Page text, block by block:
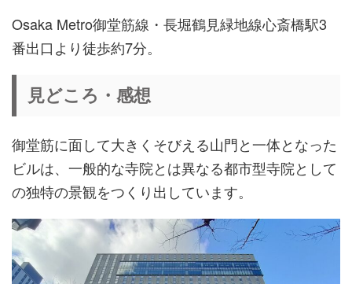
Osaka Metro御堂筋線・長堀鶴見緑地線心斎橋駅3
番出口より徒歩約7分。
見どころ・感想
御堂筋に面して大きくそびえる山門と一体となった
ビルは、一般的な寺院とは異なる都市型寺院として
の独特の景観をつくり出しています。